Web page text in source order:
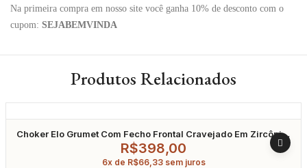
Na primeira compra em nosso site você ganha 10% de desconto com o
cupom: SEJABEMVINDA
Produtos Relacionados
Choker Elo Grumet Com Fecho Frontal Cravejado Em Zircônia
R$398,00
6x de R$66,33 sem juros